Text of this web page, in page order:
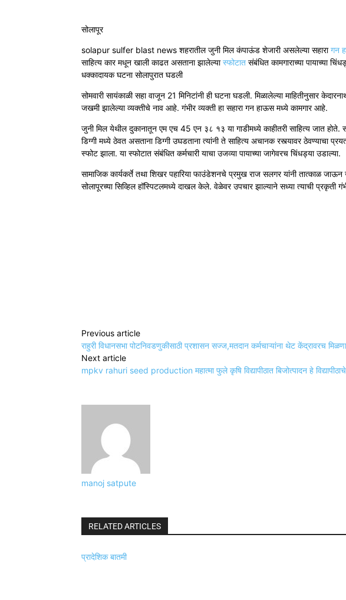
सोलापूर
solapur sulfer blast news शहरातील जुनी मिल कंपाऊंड शेजारी असलेल्या सहारागन
साहित्य कार मधून खाली काढत असताना झालेल्यास्फोटात संबंधित कामगाराच्या पायाच्या
धक्कादायक घटना सोलापुरात घडली
सोमवारी सायंकाळी सहा वाजून 21 मिनिटांनी ही घटना घडली. मिळालेल्या माहितीनुसार
जखमी झालेल्या व्यक्तीचे नाव आहे. गंभीर व्यक्ती हा सहारा गन हाऊस मध्ये कामगार आहे.
जुनी मिल येथील दुकानातून एम एच 45 एन ३८ १३ या गाडीमध्ये काहीतरी साहित्य जात होते.
डिग्गी मध्ये ठेवत असताना डिग्गी उघडताना त्यांनी ते साहित्य अचानक रस्त्यावर ठेवण्याचा
स्फोट झाला. या स्फोटात संबंधित कर्मचारी याचा उजव्या पायाच्या जागेवरच चिंधड्या उडाल्या.
सामाजिक कार्यकर्ते तथा शिखर पहारिया फाउंडेशनचे प्रमुख राज सलगर यांनी तात्काळ
सोलापूरच्या सिव्हिल हॉस्पिटलमध्ये दाखल केले. वेळेवर उपचार झाल्याने सध्या त्याची
Previous article
राहुरी विधानसभा पोटनिवडणुकीसाठी प्रशासन सज्ज,मतदान कर्मचाऱ्यांना थेट केंद्रावरच
Next article
mpkv rahuri seed production महात्मा फुले कृषि विद्यापीठात बिजोत्पादन हे विद्यापीठाचे
manoj satpute
RELATED ARTICLES
प्रादेशिक बातमी